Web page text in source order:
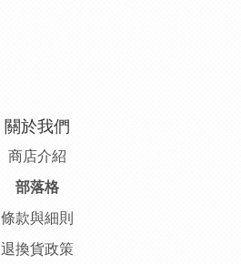
關於我們
商店介紹
部落格
條款與細則
退換貨政策